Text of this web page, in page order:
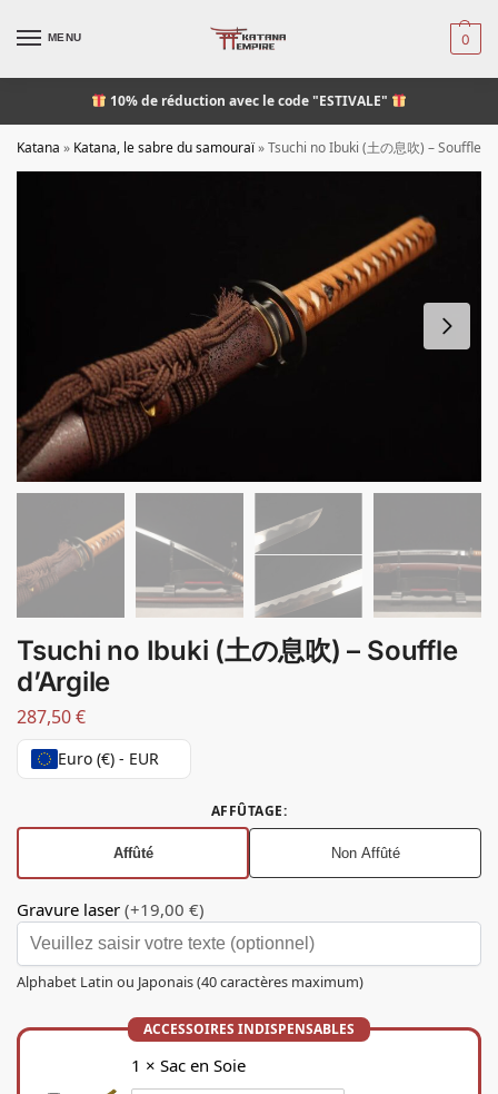
MENU 0
10% de réduction avec le code "ESTIVALE"
Katana » Katana, le sabre du samouraï»Tsuchi no Ibuki (土の息吹) – Souffle
Tsuchi no Ibuki (土の息吹) – Souffle
d’Argile
287,50€
Euro (€) - EUR
AFFÛTAGE:
Affûté Non Affûté
Gravure laser (+19,00 €)
Alphabet Latin ou Japonais (40 caractères maximum)
1 × Sac en Soie